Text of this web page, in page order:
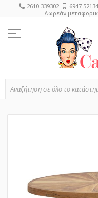
2610 339302 6947
Δωρεάν
στο
περιεχόμενο